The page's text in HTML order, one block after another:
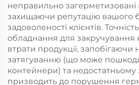
неправильно
захищаючи репутацію вашого
задоволеності клієнтів.
обладнання для закручування
втрати продукції, запобігаючи
затягуванню (що може
контейнери) та
призводить до порушення